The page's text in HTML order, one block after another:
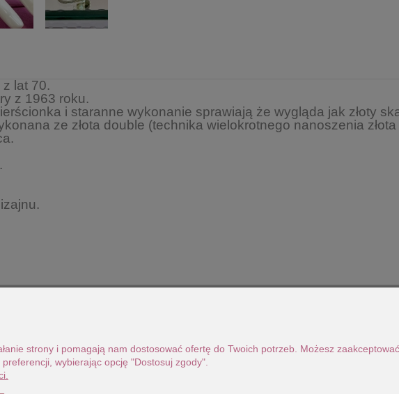
lat 70.
z 1963 roku.
i staranne wykonanie sprawiają że wygląda jak złoty
ze złota double (technika wielokrotnego nanoszenia
strony i pomagają nam dostosować ofertę do Twoich potrzeb. Możesz
wybierając opcję "Dostosuj zgody".